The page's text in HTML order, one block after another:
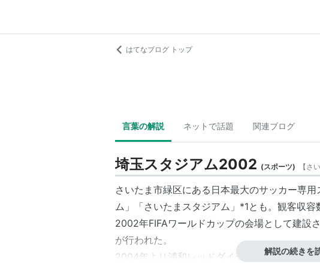
はてなブログ トップ
言葉の解説 ネットで話題 関連ブログ
埼玉スタジアム2002 (スポーツ) 【さ
さいたま市緑区にある日本最大のサッカー専
ム」「さいたまスタジアム」 *1とも。観客収容
2002年FIFAワールドカップの会場として建設
が行われた。
2004年より浦和レッドダイヤモンズのホーム
解説の続きを